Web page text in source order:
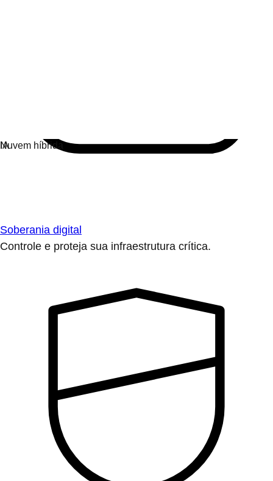
Soberania digital
Controle e proteja sua infraestrutura crítica.